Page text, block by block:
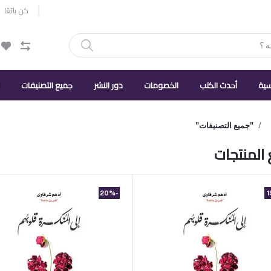
كن بائعًا
أحدث الكتب الخصومات دور النشر جميع التصنيفات
"جميع التصنيفات"
-20%